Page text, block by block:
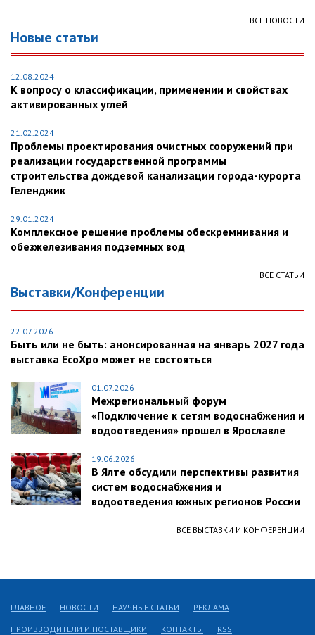
ВСЕ НОВОСТИ
Новые статьи
12.08.2024
К вопросу о классификации, применении и свойствах
активированных углей
21.02.2024
Проблемы проектирования очистных сооружений при
реализации государственной программы
строительства дождевой канализации города-курорта
Геленджик
29.01.2024
Комплексное решение проблемы обескремнивания и
обезжелезивания подземных вод
ВСЕ СТАТЬИ
Выставки/Конференции
22.07.2026
Быть или не быть: анонсированная на январь 2027 года
выставка EcoXpo может не состояться
01.07.2026
Межрегиональный форум
«Подключение к сетям водоснабжения и
водоотведения» прошел в Ярославле
19.06.2026
В Ялте обсудили перспективы развития
систем водоснабжения и
водоотведения южных регионов России
ВСЕ ВЫСТАВКИ И КОНФЕРЕНЦИИ
ГЛАВНОЕ НОВОСТИ НАУЧНЫЕ СТАТЬИ РЕКЛАМА
ПРОИЗВОДИТЕЛИ И ПОСТАВЩИКИ КОНТАКТЫ RSS